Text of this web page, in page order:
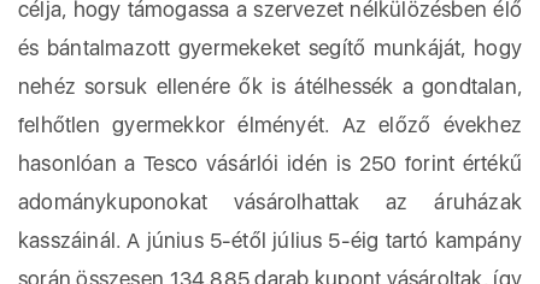
célja, hogy támogassa a szervezet nélkülözésben élő
és bántalmazott gyermekeket segítő munkáját, hogy
nehéz sorsuk ellenére ők is átélhessék a gondtalan,
felhőtlen gyermekkor élményét. Az előző évekhez
hasonlóan a Tesco vásárlói idén is 250 forint értékű
adománykuponokat vásárolhattak az áruházak
kasszáinál. A június 5-étől július 5-éig tartó kampány
során összesen 134.885 darab kupont vásároltak, így